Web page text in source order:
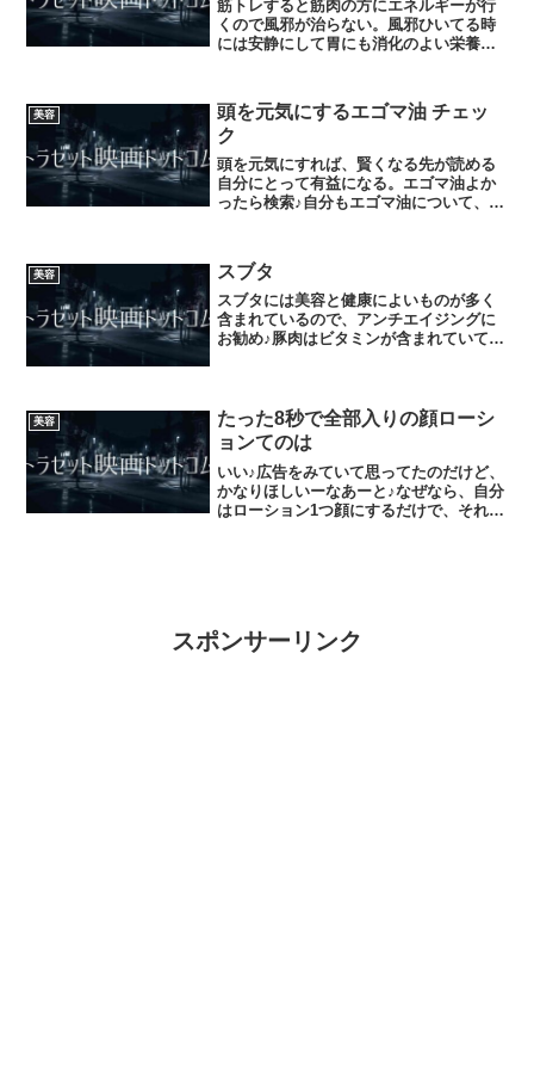
筋トレすると筋肉の方にエネルギーが行
くので風邪が治らない。風邪ひいてる時
には安静にして胃にも消化のよい栄養の
美容
頭を元気にするエゴマ油 チェッ
ク
頭を元気にすれば、賢くなる先が読める
自分にとって有益になる。エゴマ油よか
ったら検索♪自分もエゴマ油について、勉
美容 スブタ
スブタには美容と健康によいものが多く
含まれているので、アンチエイジングに
お勧め♪豚肉はビタミンが含まれていて玉
二鳥なのでよければ♪
美容
たった8秒で全部入りの顔ローシ
ョンてのは
いい♪広告をみていて思ってたのだけど、
かなりほしいーなあーと♪なぜなら、自分
はローション1つ顔にするだけで、それ以
スポンサーリンク